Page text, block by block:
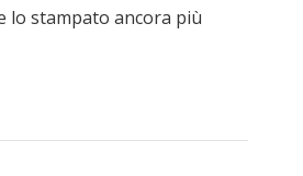
lo stampato ancora più